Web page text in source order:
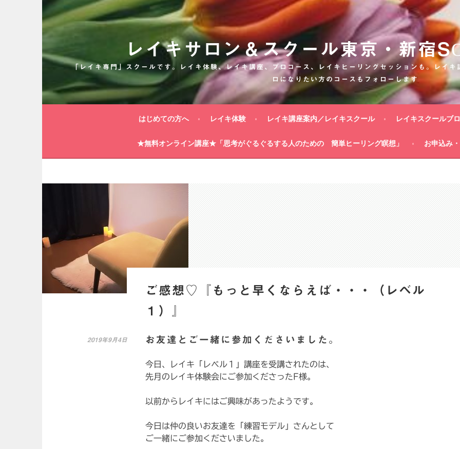
コ
ン
テ
ツ
キ
ッ
レイキサロン＆スクール東京・新宿
「レイキ専門」スクールです。レイキ体験、レイキ講座、プロコース、レイキヒーリングセッションも。レイ
ロになりたい方のコースもフォローします
はじめての方へ レイキ体験 レイキ講座案内／レイキスクール レイキスクールブ
★無料オンライン講座★「思考がぐるぐるする人のための 簡単ヒーリング瞑想」 お申込み
ご感想♡『もっと早くならえば・・・（レベル
１）』
2019年9月4日 お友達とご一緒に参加くださいました。
今日、レイキ「レベル１」講座を受講されたのは、
先月のレイキ体験会にご参加くださったF様。
以前からレイキにはご興味があったようです。
今日は仲の良いお友達を「練習モデル」さんとして
ご一緒にご参加くださいました。